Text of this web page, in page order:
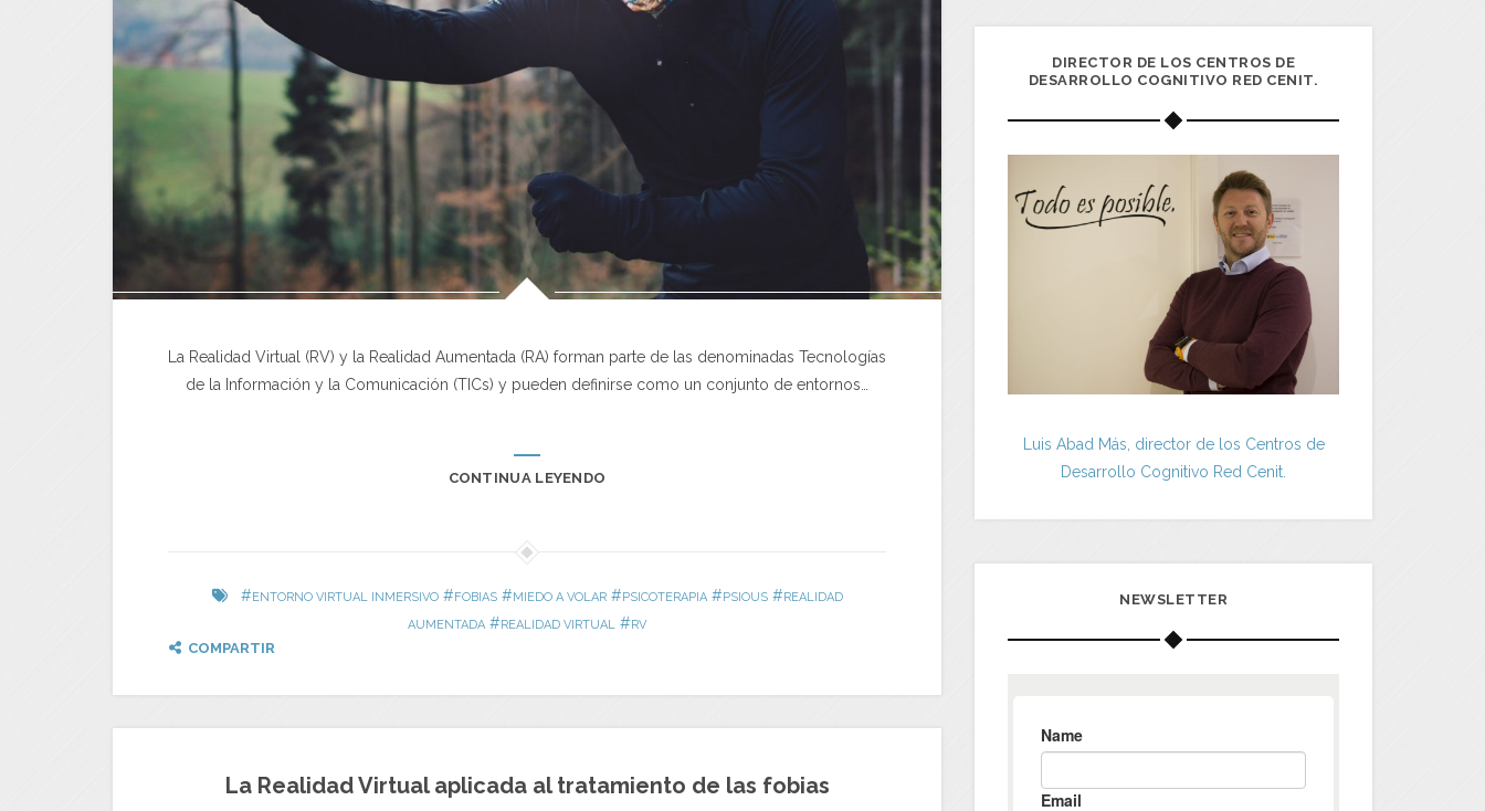
La Realidad Virtual (RV) y la Realidad Aumentada (RA) forman parte de las denominadas Tecnologías
de la Información y la Comunicación (TICs) y pueden definirse como un conjunto de entornos…
CONTINUA LEYENDO
#ENTORNO VIRTUAL INMERSIVO#FOBIAS#MIEDO A VOLAR#PSICOTERAPIA#PSIOUS#REALIDAD
AUMENTADA #REALIDAD VIRTUAL #RV
COMPARTIR
La Realidad Virtual aplicada al tratamiento de las fobias
DIRECTOR DE LOS CENTROS DE
DESARROLLO COGNITIVO RED CENIT.
Luis Abad Más, director de los Centros de
Desarrollo Cognitivo Red Cenit.
NEWSLETTER